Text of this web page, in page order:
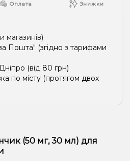
Оплата Знижки
магазинів)
Пошта" (згідно з тарифами
(від 80 грн)
по місту (протягом двох
(50 мг, 30 мл) для